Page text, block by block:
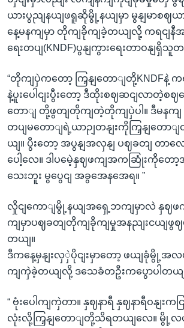
ယားပွညျနယျဖရူဆိုမွို့နယျမှာ မွနျမာစဈယ
နေ့မနကျမှာ တိုကျခိုကျခဲ့တယျလို့ ကရငျနီ
ရေးတပျ(KNDF)ပွနျကွားရေးတာဝနျရှိသူ
“တိုကျပှဲကတော့ ကြှနျတောျတို့KNDFနဲ့ က
နဲ့ပူးပေါငျးပွီးတော့ ဒီထိုးစဈဆငျလာတဲ့စဈ
တောျ တို့ဖွတျတိုကျတဲ့တိုကျပှဲပါ။ ဒီမနကျ က
တပျမတောျရဲ့ယာဉျတနျးကိုကြှနျတော
ယျ။ ပွီးတော့ အပွနျအလှနျ ပဈခတျ တာ
ပေါ့လေ။ ဒါပမေဲ့နှဈဖကျအကဆြုံးကိုတေ
သေးဘူး မွပွေငျ အခွအေနအေရ။ ”
လှိုငျကောျမွို့နယျအရှေ့ဘကျမှာလဲ နှဈဖက
ကျမှာပဈခတျတိုကျခိုကျမှုအနညျးငယျဖွဈပှါ
တယျ။
ဒီကနေ့မှနျးလှှဲပိုငျးမှာတော့ ဖယျခုံမွို့အလယ
ကျကှဲခဲ့တယျလို့ ဒသေခံတဦးကပွောပါတယျ
“ ဗုံးပေါကျကှဲတာ။ နှဈနာရီ နှဈနာရီဝနျးက
လုံးလို့ကြှနျတောျတို့သိရတယျလေ။ မွို့လယ